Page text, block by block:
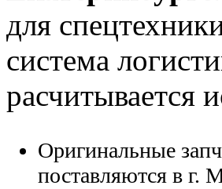
для
система
расчитывается
Оригинальные
поставляются в г.